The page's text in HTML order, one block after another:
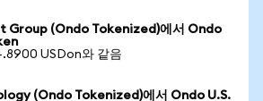
Group (Ondo Tokenized)에서 Ondo
USDon와 같음
(Ondo Tokenized)에서 Ondo U.S.